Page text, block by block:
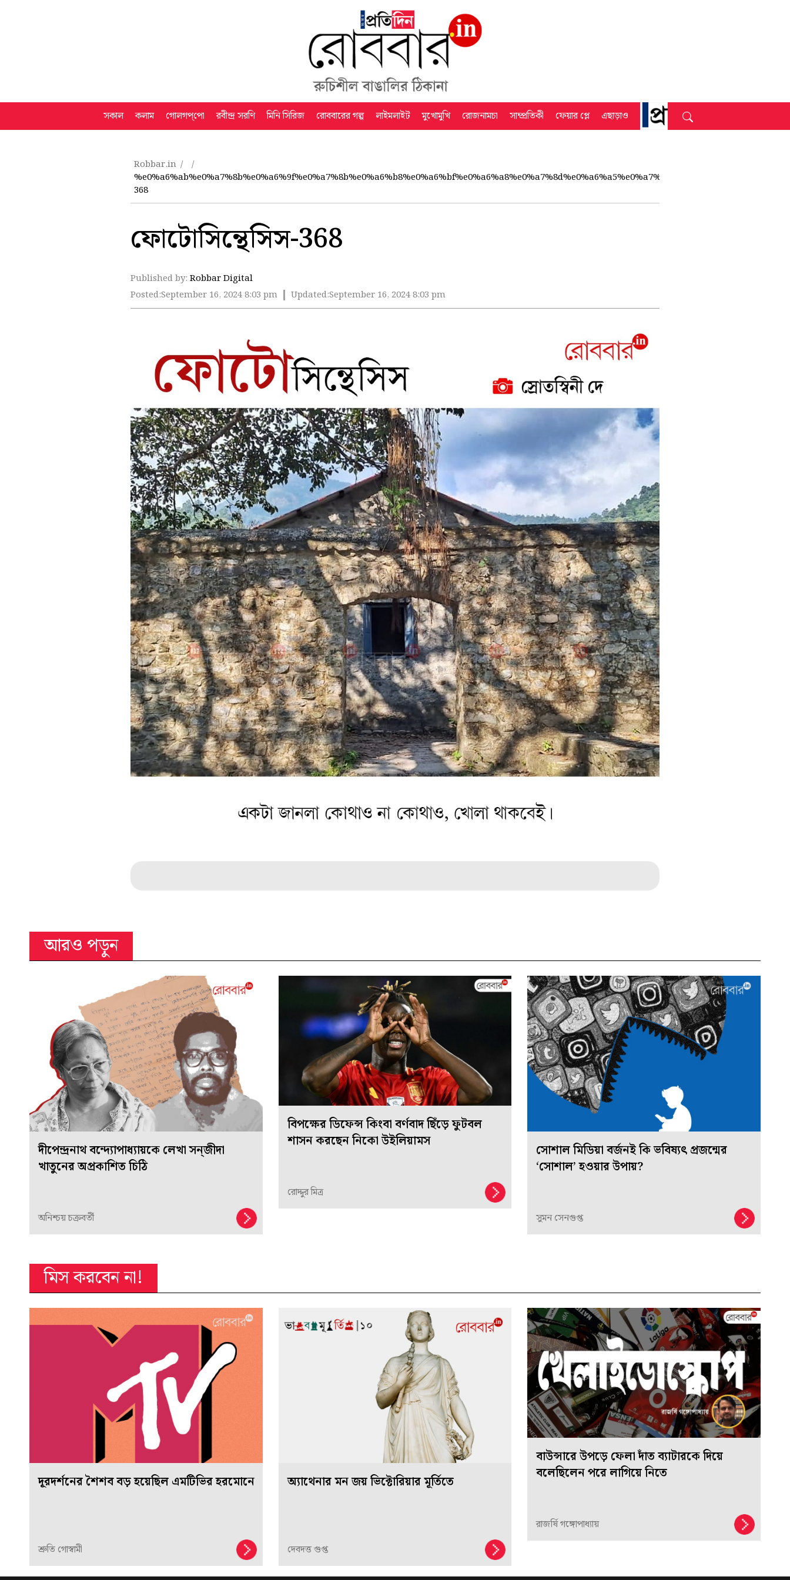
সকাল কলাম গোলগপ্‌পো রবীন্দ্র সরণি মিনি সিরিজ রোববারের গল্প লাইমলাইট মুখোমুখি রোজনামচা সাম্প্রতিকী ফেয়ার প্লে এছাড়াও
Robbar.in
368
ফোটোসিন্থেসিস-368
Published by: Robbar Digital
Posted:September 16, 2024 8:03 pm Updated:September 16, 2024 8:03 pm
আরও পড়ুন
দীপেন্দ্রনাথ বন্দ্যোপাধ্যায়কে লেখা সন্‌জীদা
খাতুনের অপ্রকাশিত চিঠি
অনিশ্চয় চক্রবর্তী
বিপক্ষের ডিফেন্স কিংবা বর্ণবাদ ছিঁড়ে ফুটবল
শাসন করছেন নিকো উইলিয়ামস
রোদ্দুর মিত্র
সোশাল মিডিয়া বর্জনই কি ভবিষ্যৎ প্রজন্মের
‘সোশাল’ হওয়ার উপায়?
সুমন সেনগুপ্ত
মিস করবেন না!
দূরদর্শনের শৈশব বড় হয়েছিল এমটিভির হরমোনে
শ্রুতি গোস্বামী
অ্যাথেনার মন জয় ভিক্টোরিয়ার মূর্তিতে
দেবদত্ত গুপ্ত
বাউন্সারে উপড়ে ফেলা দাঁত ব্যাটারকে দিয়ে
বলেছিলেন পরে লাগিয়ে নিতে
রাজর্ষি গঙ্গোপাধ্যায়